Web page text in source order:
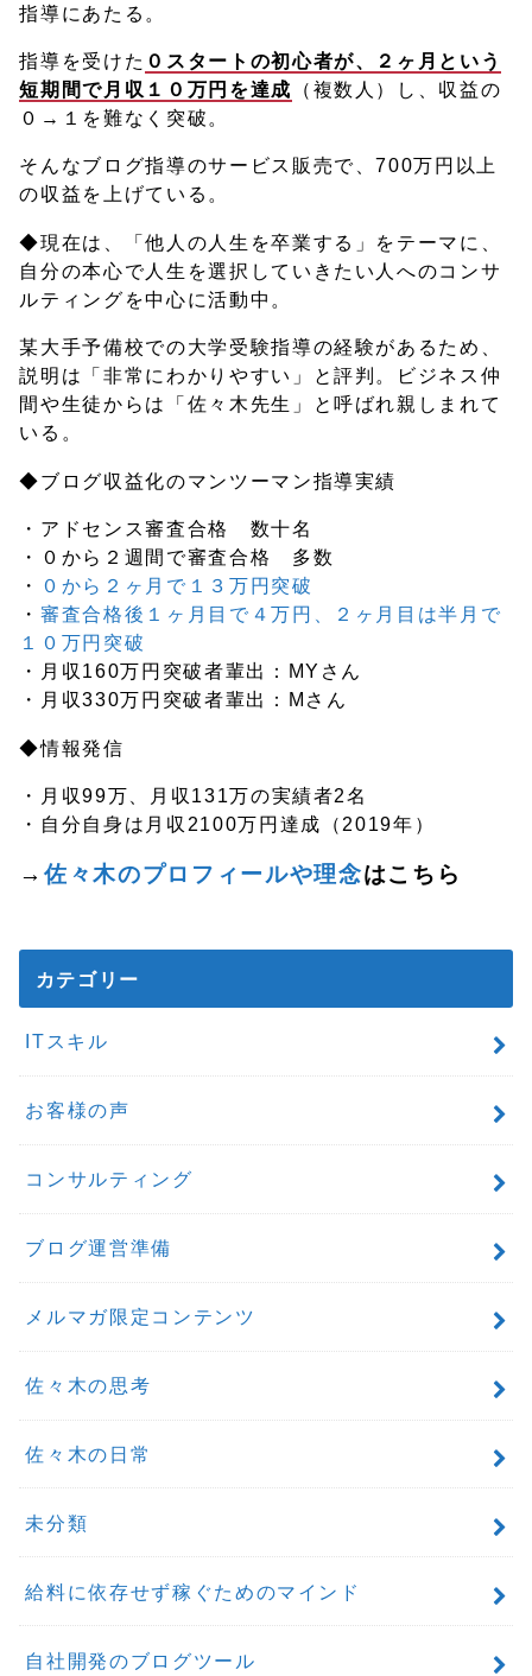
指導にあたる。
指導を受けた ０スタートの初心者が、２ヶ月という
短期間で月収１０万円を達成
（複数人）し、収益の
０→１を難なく突破。
そんなブログ指導のサービス販売で、700万円以上
の収益を上げている。
◆現在は、「他人の人生を卒業する」をテーマに、
自分の本心で人生を選択していきたい人へのコンサ
ルティングを中心に活動中。
某大手予備校での大学受験指導の経験があるため、
説明は「非常にわかりやすい」と評判。ビジネス仲
間や生徒からは「佐々木先生」と呼ばれ親しまれて
いる。
◆ブログ収益化のマンツーマン指導実績
・アドセンス審査合格 数十名
・０から２週間で審査合格 多数
・
０から２ヶ月で１３万円突破
・審査合格後１ヶ月目で４万円、２ヶ月目は半月で
１０万円突破
・月収160万円突破者輩出：MYさん
・月収330万円突破者輩出：Mさん
◆情報発信
・月収99万、月収131万の実績者2名
・自分自身は月収2100万円達成（2019年）
→佐々木のプロフィールや理念はこちら
カテゴリー
ITスキル
お客様の声
コンサルティング
ブログ運営準備
メルマガ限定コンテンツ
佐々木の思考
佐々木の日常
未分類
給料に依存せず稼ぐためのマインド
自社開発のブログツール